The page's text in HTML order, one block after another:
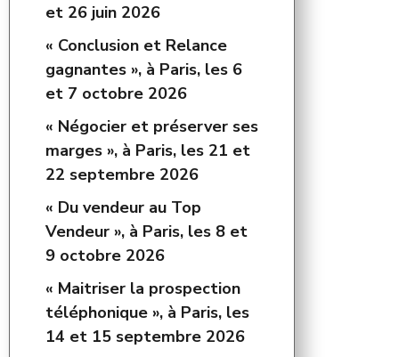
et 26 juin 2026
« Conclusion et Relance
gagnantes », à Paris, les 6
et 7 octobre 2026
« Négocier et préserver ses
marges », à Paris, les 21 et
22 septembre 2026
« Du vendeur au Top
Vendeur », à Paris, les 8 et
9 octobre 2026
« Maitriser la prospection
téléphonique », à Paris, les
14 et 15 septembre 2026